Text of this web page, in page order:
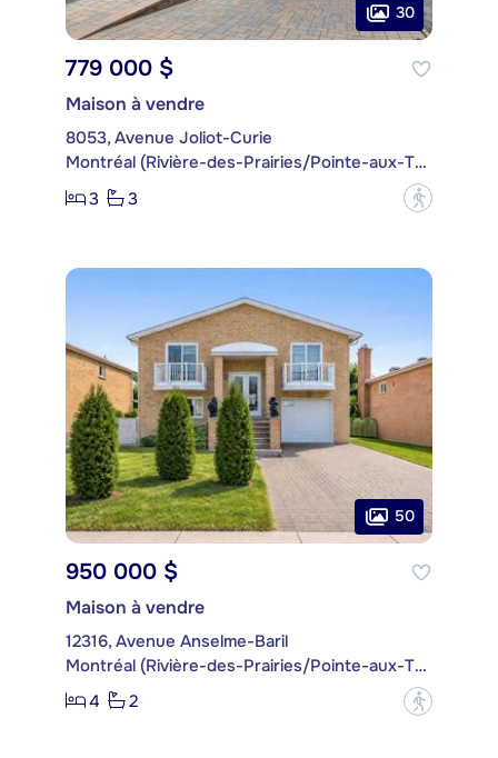
30
779 000 $
Maison à vendre
8053, Avenue Joliot-Curie
Montréal (Rivière-des-Prairies/Pointe-aux-Trembles)
3
3 ?
50
950 000 $
Maison à vendre
12316, Avenue Anselme-Baril
Montréal (Rivière-des-Prairies/Pointe-aux-Trembles)
4
2 ?